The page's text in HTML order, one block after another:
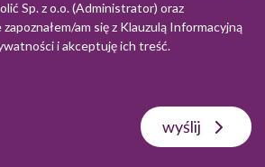
Sp. z o.o. (Administrator) oraz
am się z Klauzulą Informacyjną
i akceptuję ich treść.
wyślij